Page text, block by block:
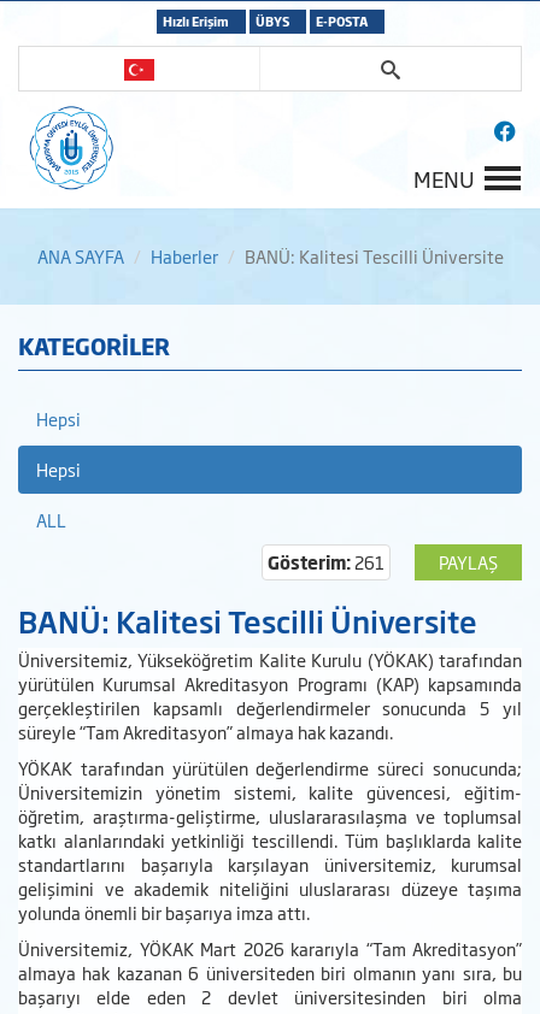
Hızlı Erişim ÜBYS E-POSTA
MENU
ANA SAYFA Haberler BANÜ: Kalitesi Tescilli Üniversite
KATEGORİLER
Hepsi
Hepsi
ALL
PAYLAŞ
Gösterim:261
BANÜ: Kalitesi Tescilli Üniversite
Üniversitemiz, Yükseköğretim Kalite Kurulu (YÖKAK) tarafından
yürütülen Kurumsal Akreditasyon Programı (KAP) kapsamında
gerçekleştirilen kapsamlı değerlendirmeler sonucunda 5 yıl
süreyle “Tam Akreditasyon” almaya hak kazandı.
YÖKAK tarafından yürütülen değerlendirme süreci sonucunda;
Üniversitemizin yönetim sistemi, kalite güvencesi, eğitim-
öğretim, araştırma-geliştirme, uluslararasılaşma ve toplumsal
katkı alanlarındaki yetkinliği tescillendi. Tüm başlıklarda kalite
standartlarını başarıyla karşılayan üniversitemiz, kurumsal
gelişimini ve akademik niteliğini uluslararası düzeye taşıma
yolunda önemli bir başarıya imza attı.
Üniversitemiz, YÖKAK Mart 2026 kararıyla “Tam Akreditasyon”
almaya hak kazanan 6 üniversiteden biri olmanın yanı sıra, bu
başarıyı elde eden 2 devlet üniversitesinden biri olma